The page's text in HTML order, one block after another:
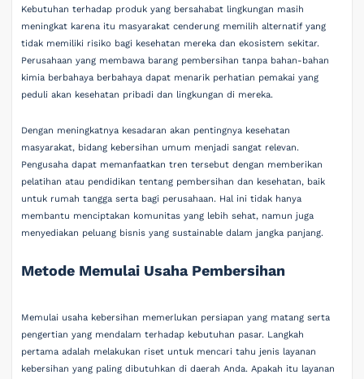
Kebutuhan terhadap produk yang bersahabat lingkungan masih
meningkat karena itu masyarakat cenderung memilih alternatif yang
tidak memiliki risiko bagi kesehatan mereka dan ekosistem sekitar.
Perusahaan yang membawa barang pembersihan tanpa bahan-bahan
kimia berbahaya berbahaya dapat menarik perhatian pemakai yang
peduli akan kesehatan pribadi dan lingkungan di mereka.
Dengan meningkatnya kesadaran akan pentingnya kesehatan
masyarakat, bidang kebersihan umum menjadi sangat relevan.
Pengusaha dapat memanfaatkan tren tersebut dengan memberikan
pelatihan atau pendidikan tentang pembersihan dan kesehatan, baik
untuk rumah tangga serta bagi perusahaan. Hal ini tidak hanya
membantu menciptakan komunitas yang lebih sehat, namun juga
menyediakan peluang bisnis yang sustainable dalam jangka panjang.
Metode Memulai Usaha Pembersihan
Memulai usaha kebersihan memerlukan persiapan yang matang serta
pengertian yang mendalam terhadap kebutuhan pasar. Langkah
pertama adalah melakukan riset untuk mencari tahu jenis layanan
kebersihan yang paling dibutuhkan di daerah Anda. Apakah itu layanan